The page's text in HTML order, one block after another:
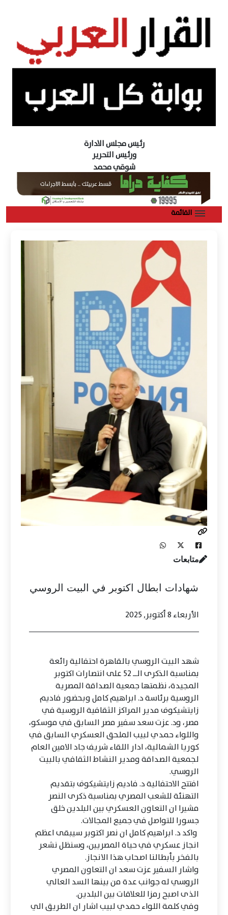
رئيس مجلس الادارة
ورئيس التحرير
شوقي محمد
القائمة
متابعات
شهادات ابطال اكتوبر في البيت الروسي
الأربعاء 8 أكتوبر, 2025
شهد البيت الروسي بالقاهرة احتفالية رائعة
بمناسبة الذكرى الــ 52 على انتصارات اكتوبر
المجيدة، نظمتها جمعية الصداقة المصرية
الروسية برئاسة د. ابراهيم كامل وبحضور فاديم
زايتشيكوف مدير المراكز الثقافية الروسية في
مصر، ود. عزت سعد سفير مصر السابق في موسكو،
واللواء حمدي لبيب الملحق العسكري السابق في
كوريا الشمالية، ادار اللقاء شريف جاد الامين العام
لجمعية الصداقة ومدير النشاط الثقافي بالبيت
الروسي.
افتتح الاحتفالية د. فاديم زايتشيكوف بتقديم
التهنئة للشعب المصري بمناسبة ذكرى النصر
مشيرا ان التعاون العسكري بين البلدين خلق
جسورا للتواصل في جميع المجالات.
واكد د. ابراهيم كامل ان نصر اكتوبر سيبقى اعظم
انجاز عسكري في حياة المصريين، وسنظل نشعر
بالفخر بأبطالنا اصحاب هذا الانجاز.
واشار السفير عزت سعد ان التعاون المصري
الروسي له جوانب عدة من بينها السد العالي
الذى اصبح رمزا للعلاقات بين البلدين.
وفي كلمة اللواء حمدي لبيب اشار ان الطريق الي